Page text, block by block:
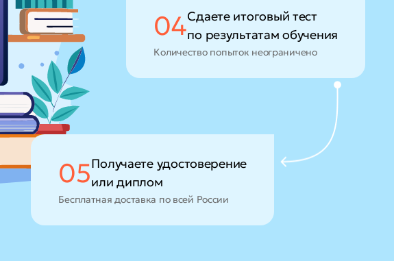
04Сдаете итоговый тест
по результатам обучения
Количество попыток неограничено
05Получаете удостоверение
или диплом
Бесплатная доставка по всей России